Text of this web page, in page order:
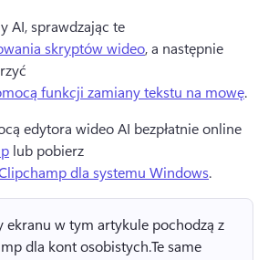
AI, sprawdzając te
skryptów wideo, a następnie
funkcji zamiany tekstu na mowę.
edytora wideo AI bezpłatnie online
lub pobierz
dla systemu Windows.
ekranu w tym artykule pochodzą z
dla kont osobistych.Te same